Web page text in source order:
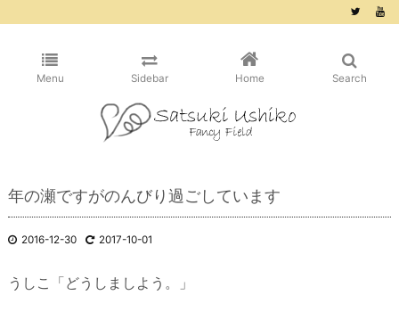
Menu Sidebar Home Search
年の瀬ですがのんびり過ごしています
2016-12-30 2017-10-01
うしこ「どうしましよう。」